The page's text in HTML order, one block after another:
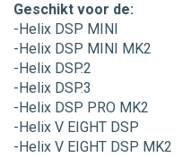
Geschikt voor de:
-Helix DSP MINI
-Helix DSP MINI MK2
-Helix DSP.2
-Helix DSP.3
-Helix DSP PRO MK2
-Helix V EIGHT DSP
-Helix V EIGHT DSP MK2